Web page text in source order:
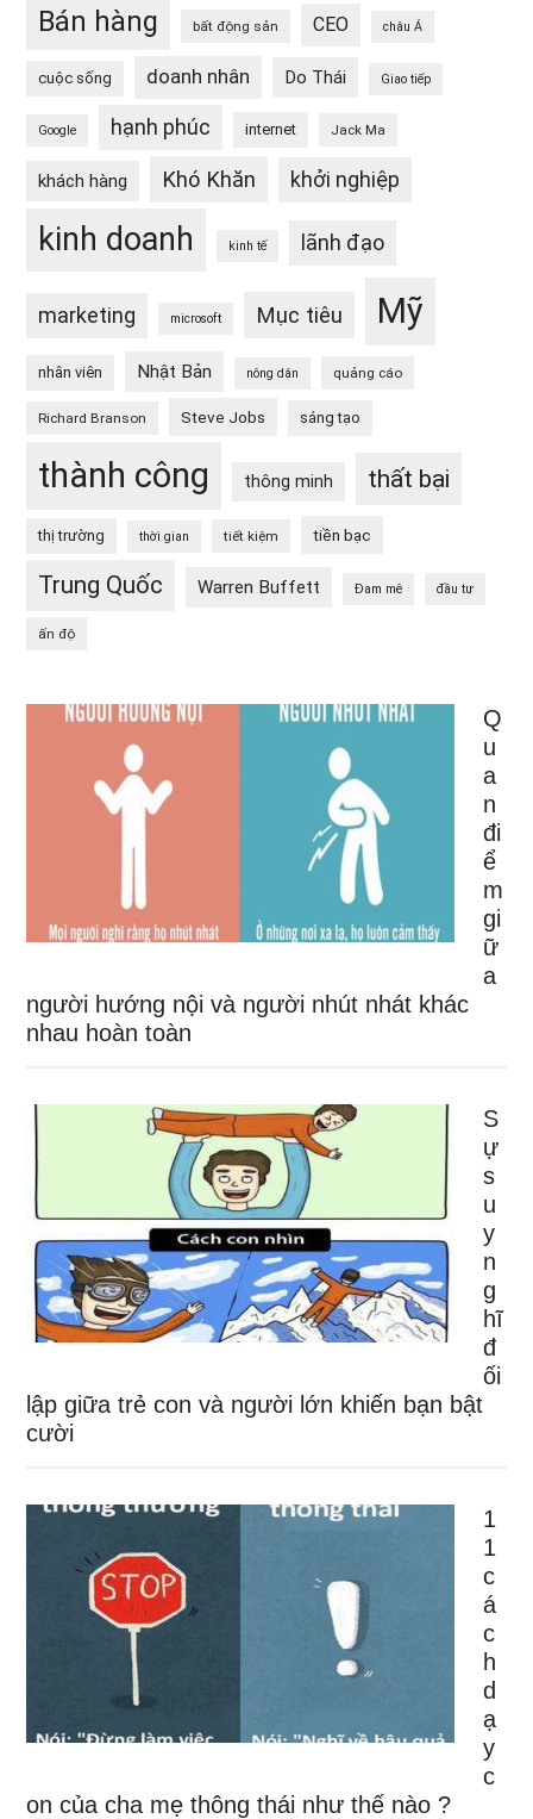
Bán hàng bất động sản CEO châu Á
cuộc sống doanh nhân Do Thái Giao tiếp
Google hạnh phúc internet Jack Ma
khách hàng Khó Khăn khởi nghiệp
kinh doanh kinh tế lãnh đạo
marketing microsoft Mục tiêu Mỹ
nhân viên Nhật Bản nông dân quảng cáo
Richard Branson Steve Jobs sáng tạo
thành công thông minh thất bại
thị trường thời gian tiết kiệm tiền bạc
Trung Quốc Warren Buffett Đam mê đầu tư
ấn độ
Q
u
a
n
đi
ể
m
gi
ữ
a
người hướng nội và người nhút nhát khác
nhau hoàn toàn
S
ự
s
u
y
n
g
hĩ
đ
ối
lập giữa trẻ con và người lớn khiến bạn bật
cười
1
1
c
á
c
h
d
ạ
y
c
on của cha mẹ thông thái như thế nào ?